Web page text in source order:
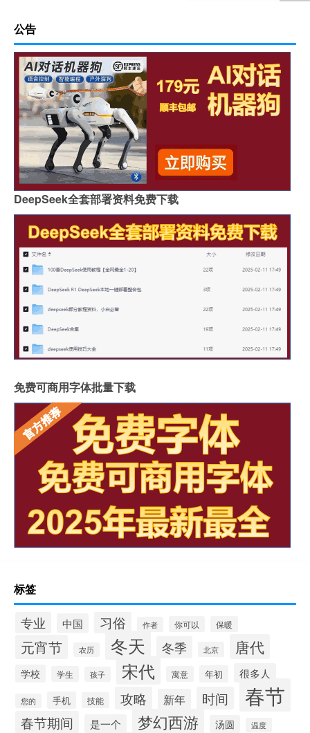
公告
DeepSeek全套部署资料免费下载
免费可商用字体批量下载
标签
专业 中国 习俗 作者 你可以 保暖
元宵节 农历 冬天 冬季 北京 唐代
学校 学生 孩子 宋代 寓意 年初 很多人
您的 手机 技能 攻略 新年 时间 春节
春节期间 是一个 梦幻西游 汤圆 温度